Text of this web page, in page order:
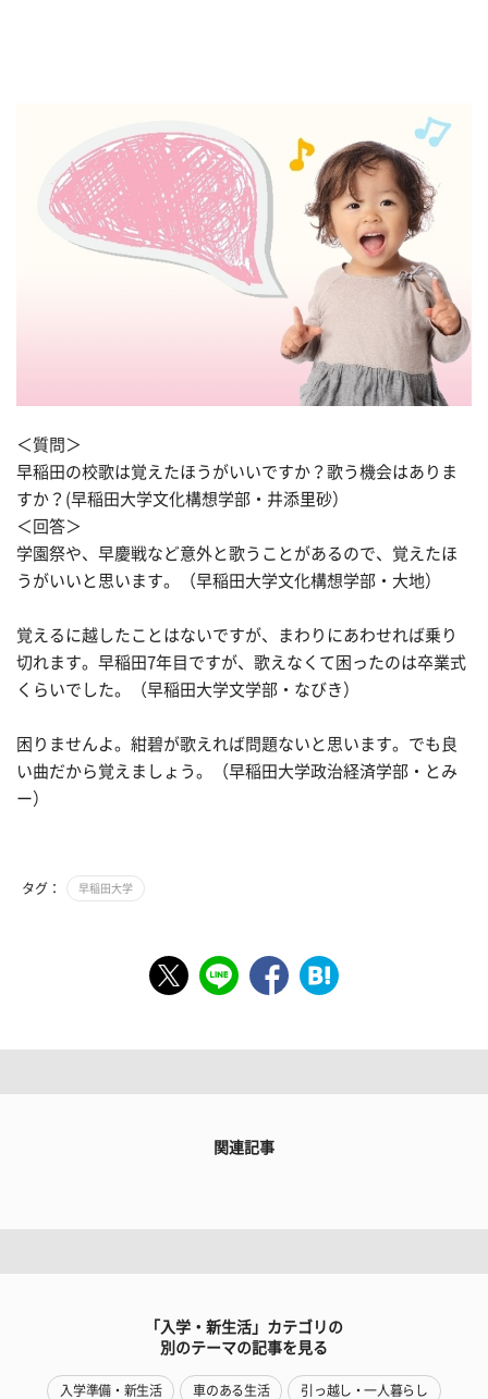
＜質問＞
早稲田の校歌は覚えたほうがいいですか？歌う機会はありま
すか？(早稲田大学文化構想学部・井添里砂）
＜回答＞
学園祭や、早慶戦など意外と歌うことがあるので、覚えたほ
うがいいと思います。（早稲田大学文化構想学部・大地）
覚えるに越したことはないですが、まわりにあわせれば乗り
切れます。早稲田7年目ですが、歌えなくて困ったのは卒業式
くらいでした。（早稲田大学文学部・なびき）
困りませんよ。紺碧が歌えれば問題ないと思います。でも良
い曲だから覚えましょう。（早稲田大学政治経済学部・とみ
ー）
タグ： 早稲田大学
関連記事
「入学・新生活」カテゴリの
別のテーマの記事を見る
入学準備・新生活 車のある生活 引っ越し・一人暮らし